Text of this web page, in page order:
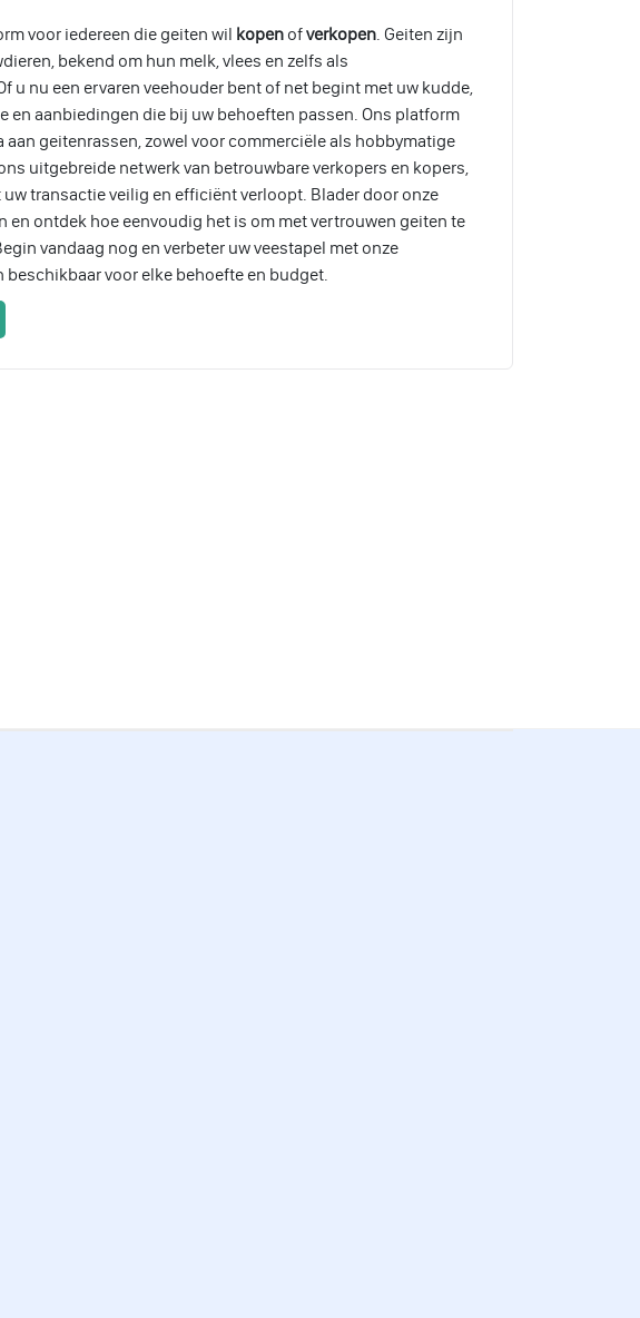
voor iedereen die geiten wil kopen ofverkopen. Geiten zijn
bekend om hun melk, vlees en zelfs als
u nu een ervaren veehouder bent of net begint met uw kudde,
en aanbiedingen die bij uw behoeften passen. Ons platform
aan geitenrassen, zowel voor commerciële als hobbymatige
uitgebreide netwerk van betrouwbare verkopers en kopers,
uw transactie veilig en efficiënt verloopt. Blader door onze
en ontdek hoe eenvoudig het is om met vertrouwen geiten te
vandaag nog en verbeter uw veestapel met onze
beschikbaar voor elke behoefte en budget.